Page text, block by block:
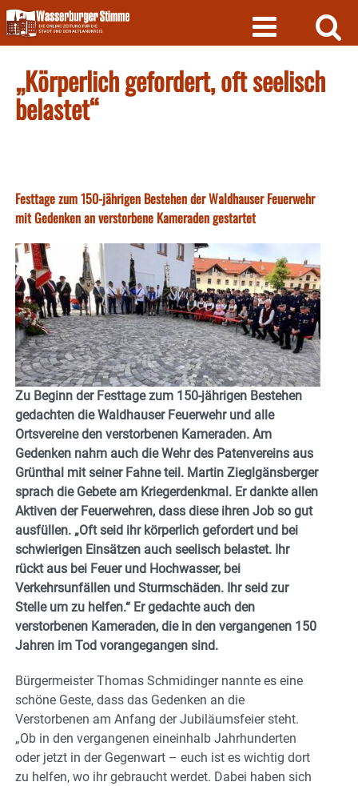
Skip
to
content
„Körperlich gefordert, oft seelisch
belastet“
Festtage zum 150-jährigen Bestehen der Waldhauser Feuerwehr
mit Gedenken an verstorbene Kameraden gestartet
Zu Beginn der Festtage zum 150-jährigen Bestehen
gedachten die Waldhauser Feuerwehr und alle
Ortsvereine den verstorbenen Kameraden. Am
Gedenken nahm auch die Wehr des Patenvereins aus
Grünthal mit seiner Fahne teil. Martin Zieglgänsberger
sprach die Gebete am Kriegerdenkmal. Er dankte allen
Aktiven der Feuerwehren, dass diese ihren Job so gut
ausfüllen. „Oft seid ihr körperlich gefordert und bei
schwierigen Einsätzen auch seelisch belastet. Ihr
rückt aus bei Feuer und Hochwasser, bei
Verkehrsunfällen und Sturmschäden. Ihr seid zur
Stelle um zu helfen.“ Er gedachte auch den
verstorbenen Kameraden, die in den vergangenen 150
Jahren im Tod vorangegangen sind.
Bürgermeister Thomas Schmidinger nannte es eine
schöne Geste, dass das Gedenken an die
Verstorbenen am Anfang der Jubiläumsfeier steht.
„Ob in den vergangenen eineinhalb Jahrhunderten
oder jetzt in der Gegenwart – euch ist es wichtig dort
zu helfen, wo ihr gebraucht werdet. Dabei haben sich